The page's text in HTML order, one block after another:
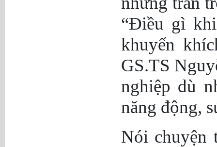
“Điều gì
khuyến
GS.TS
nghiệp dù
năng động,
Nói chuyện